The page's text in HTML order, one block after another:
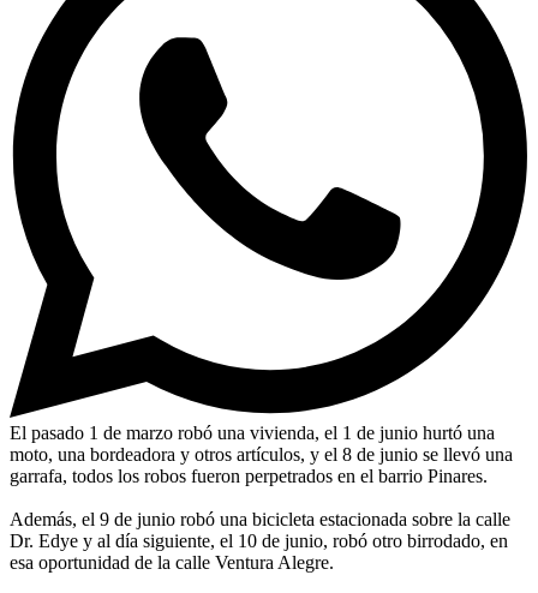
El pasado 1 de marzo robó una vivienda, el 1 de junio hurtó una
moto, una bordeadora y otros artículos, y el 8 de junio se llevó una
garrafa, todos los robos fueron perpetrados en el barrio Pinares.
Además, el 9 de junio robó una bicicleta estacionada sobre la calle
Dr. Edye y al día siguiente, el 10 de junio, robó otro birrodado, en
esa oportunidad de la calle Ventura Alegre.